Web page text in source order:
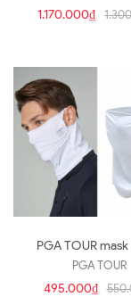
1.170.000₫
PGA TOUR
PGA TOUR
495.000₫